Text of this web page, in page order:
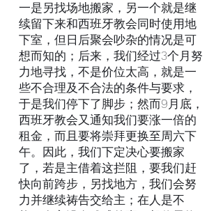
一是另找场地搬家，另一个就是继
续留下来和西班牙教会同时使用地
下室，但日后聚会吵杂的情况是可
想而知的；后来，我们经过3个月努
力地寻找，不是价位太高，就是一
些不合理及不合法的条件与要求，
于是我们停下了脚步；然而9月底，
西班牙教会又通知我们要涨一倍的
租金，而且要将崇拜更换至周六下
午。因此，我们下定决心要搬家
了，若是主借着这拦阻，要我们赶
快向前跨步，另找地方，我们会努
力并继续祷告交给主；在人是不